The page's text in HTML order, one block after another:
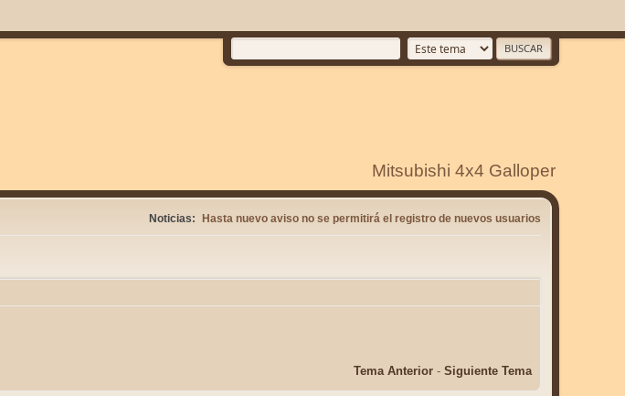
Mitsubishi 4x4 Galloper
Noticias: Hasta nuevo aviso no se permitirá el registro de nuevos usuarios
Tema Anterior - Siguiente Tema